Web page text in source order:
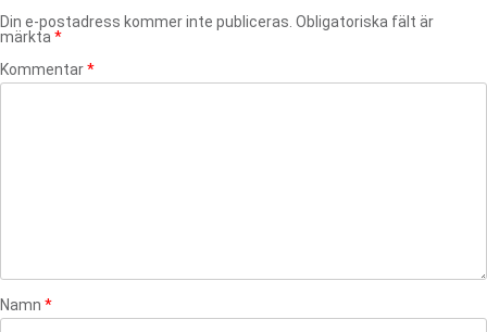
Din e-postadress kommer inte publiceras. Obligatoriska fält är
märkta *
Kommentar*
Namn *